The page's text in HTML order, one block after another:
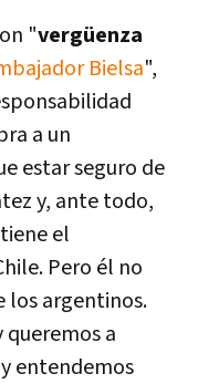
"vergüenza
Bielsa",
a un
estar seguro de
y, ante todo,
el
Pero él no
los argentinos.
a
entendemos